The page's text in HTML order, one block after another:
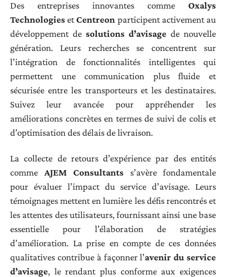
Des entreprises innovantes comme Oxalys
TechnologiesetCentreon participent activement au
développement de solutions d’avisage de nouvelle
génération. Leurs recherches se concentrent sur
l’intégration de fonctionnalités intelligentes qui
permettent une communication plus fluide et
sécurisée entre les transporteurs et les destinataires.
Suivez leur avancée pour appréhender les
améliorations concrètes en termes de suivi de colis et
d’optimisation des délais de livraison.
La collecte de retours d’expérience par des entités
comme AJEM Consultants s’avère fondamentale
pour évaluer l’impact du service d’avisage. Leurs
témoignages mettent en lumière les défis rencontrés et
les attentes des utilisateurs, fournissant ainsi une base
essentielle pour l’élaboration de stratégies
d’amélioration. La prise en compte de ces données
qualitatives contribue à façonner l’avenir du service
d’avisage, le rendant plus conforme aux exigences